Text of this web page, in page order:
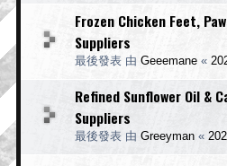
Frozen Chicken Feet,
Suppliers
最後發表 由 Geeemane «
Refined Sunflower Oil &
Suppliers
最後發表 由 Greeyman «